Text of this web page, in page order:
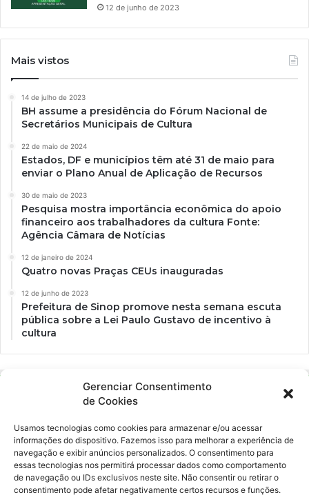
Gerenciar Consentimento
de Cookies
Usamos tecnologias como cookies para armazenar e/ou acessar
informações do dispositivo. Fazemos isso para melhorar a experiência de
navegação e exibir anúncios personalizados. O consentimento para
essas tecnologias nos permitirá processar dados como comportamento
de navegação ou IDs exclusivos neste site. Não consentir ou retirar o
consentimento pode afetar negativamente certos recursos e funções.
12 de junho de 2023
Mais vistos
14 de julho de 2023
BH assume a presidência do Fórum Nacional de
Secretários Municipais de Cultura
22 de maio de 2024
Estados, DF e municípios têm até 31 de maio para
enviar o Plano Anual de Aplicação de Recursos
30 de maio de 2023
Pesquisa mostra importância econômica do apoio
financeiro aos trabalhadores da cultura Fonte:
Agência Câmara de Notícias
12 de janeiro de 2024
Quatro novas Praças CEUs inauguradas
12 de junho de 2023
Prefeitura de Sinop promove nesta semana escuta
pública sobre a Lei Paulo Gustavo de incentivo à
cultura
Ockara é uma plataforma multicultural e criativa. Nossa proposta é
oferecer o máximo de ferramentas para realizadores e